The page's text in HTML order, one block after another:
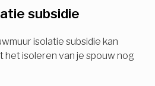
subsidie
isolatie subsidie kan
het isoleren van je spouw nog
in en ontvang nu direct uw
per mail.